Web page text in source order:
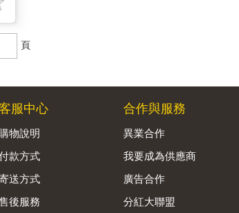
頁
服中心
購物說明
款方式
送方式
後服務
合作與服務
異業合作
我要成為供應商
廣告合作
分紅大聯盟